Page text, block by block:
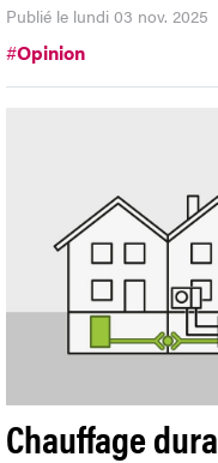
Publié le lundi 03 nov. 2025
#Opinion
Chauffage